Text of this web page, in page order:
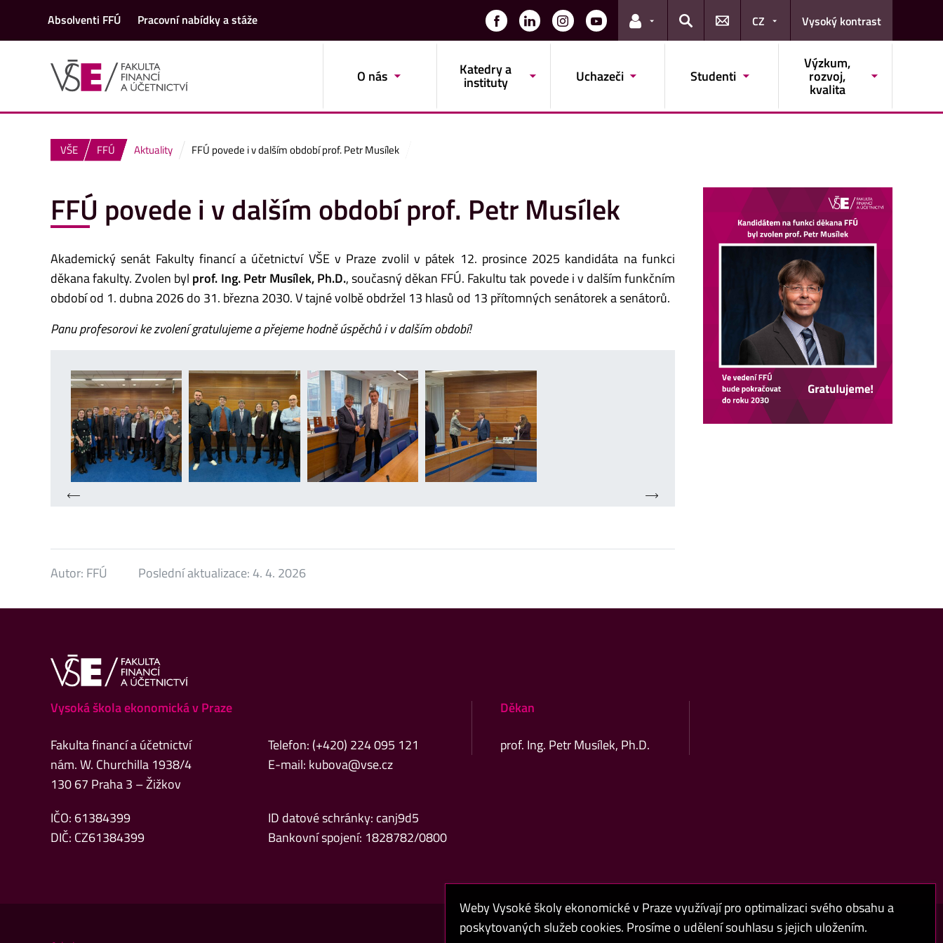
Absolventi FFÚ Pracovní nabídky a stáže
Odkazy pro uživatele
Hledat
CZ Vysoký kontrast
O nás Katedry a
instituty Uchazeči Studenti
Výzkum,
rozvoj,
kvalita
VŠE FFÚ Aktuality FFÚ povede i v dalším období prof. Petr Musílek
FFÚ povede i v dalším období prof. Petr Musílek
Akademický senát Fakulty financí a účetnictví VŠE v Praze zvolil v pátek 12. prosince 2025 kandidáta na funkci
děkana fakulty. Zvolen byl prof. Ing. Petr Musílek, Ph.D., současný děkan FFÚ. Fakultu tak povede i v dalším funkčním
období od 1. dubna 2026 do 31. března 2030. V tajné volbě obdržel 13 hlasů od 13 přítomných senátorek a senátorů.
Panu profesorovi ke zvolení gratulujeme a přejeme hodně úspěchů i v dalším období!
Autor: FFÚ Poslední aktualizace:4. 4. 2026
Vysoká škola ekonomická v Praze
Fakulta financí a účetnictví
nám. W. Churchilla 1938/4
130 67 Praha 3 – Žižkov
Telefon: (+420) 224 095 121
E-mail: kubova@vse.cz
IČO: 61384399
DIČ: CZ61384399
ID datové schránky: canj9d5
Bankovní spojení: 1828782/0800
Děkan
prof. Ing. Petr Musílek, Ph.D.
Weby Vysoké školy ekonomické v Praze využívají pro optimalizaci svého obsahu a
poskytovaných služeb cookies. Prosíme o udělení souhlasu s jejich uložením.